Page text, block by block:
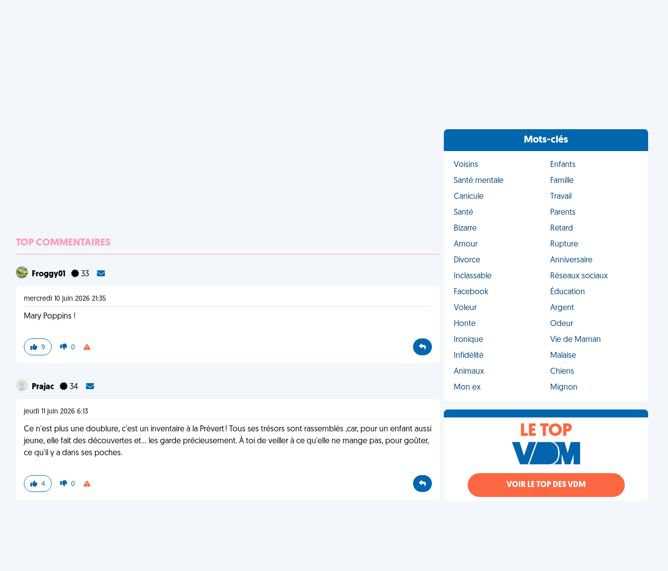
TOP COMMENTAIRES
Froggy01 33
mercredi 10 juin 2026 21:35
Mary Poppins !
9 0
Prajac 34
jeudi 11 juin 2026 6:13
Ce n'est plus une doublure, c'est un inventaire à la Prévert ! Tous ses trésors sont rassemblés ,car, pour un enfant aussi
jeune, elle fait des découvertes et... les garde précieusement. À toi de veiller à ce qu'elle ne mange pas, pour goûter,
ce qu'il y a dans ses poches.
4 0
Mots-clés
Voisins
Enfants
Santé mentale
Famille
Canicule
Travail
Santé
Parents
Bizarre
Retard
Amour
Rupture
Divorce
Anniversaire
Inclassable
Réseaux sociaux
Facebook
Éducation
Voleur
Argent
Honte
Odeur
Ironique
Vie de Maman
Infidélité
Malaise
Animaux
Chiens
Mon ex
Mignon
LE TOP
VOIR LE TOP DES VDM